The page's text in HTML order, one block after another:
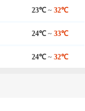
23℃ ~ 32℃
24℃ ~ 33℃
24℃ ~ 32℃